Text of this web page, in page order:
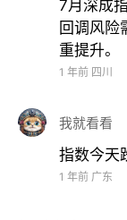
01、A500ETF
7月深成
回调风险
重提升。
1 年前 四川
我就看看
指数今天
1 年前 广东